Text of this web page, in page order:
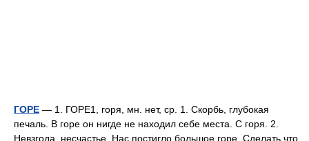
ГОРЕ — 1. ГОРЕ1, горя, мн. нет, ср. 1. Скорбь, глубокая
печаль. В горе он нигде не находил себе места. С горя. 2.
Невзгода, несчастье. Нас постигло большое горе. Сделать что